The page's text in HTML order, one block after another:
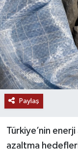
Paylaş
Türkiye’nin enerji
azaltma
SPOR
TEKNOLOJİ
YAŞAM